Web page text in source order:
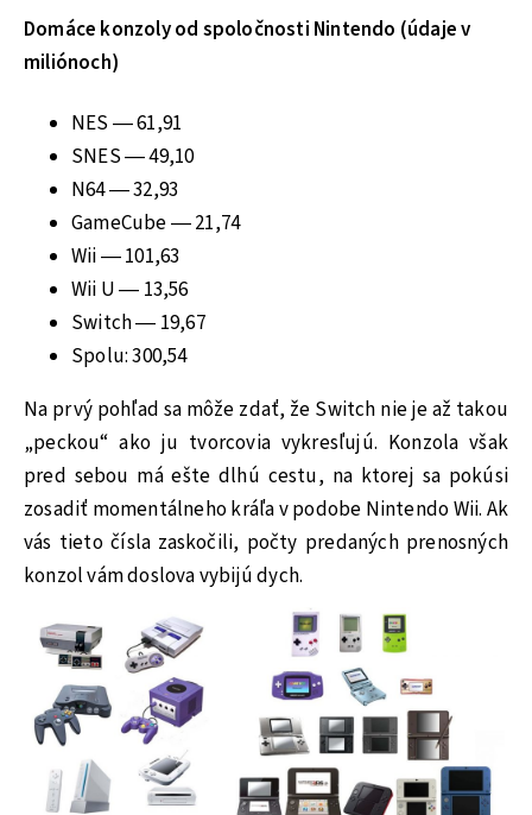
Domáce konzoly od spoločnosti Nintendo (údaje v
miliónoch)
NES — 61,91
SNES — 49,10
N64 — 32,93
GameCube — 21,74
Wii — 101,63
Wii U — 13,56
Switch — 19,67
Spolu: 300,54
Na prvý pohľad sa môže zdať, že Switch nie je až takou
„peckou“ ako ju tvorcovia vykresľujú. Konzola však
pred sebou má ešte dlhú cestu, na ktorej sa pokúsi
zosadiť momentálneho kráľa v podobe Nintendo Wii. Ak
vás tieto čísla zaskočili, počty predaných prenosných
konzol vám doslova vybijú dych.